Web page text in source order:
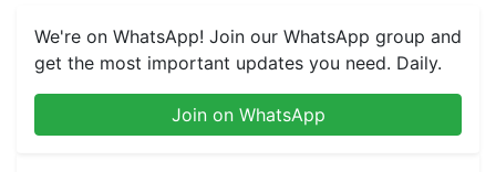
We're on WhatsApp! Join our WhatsApp group and
get the most important updates you need. Daily.
Join on WhatsApp